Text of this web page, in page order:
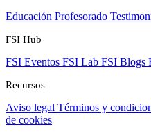
Educación Profesorado
FSI Hub
FSI Eventos FSI Lab FSI Blogs
Recursos
Aviso legal Términos y
de cookies